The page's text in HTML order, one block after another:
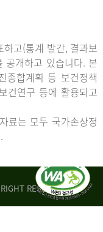
고(통계 발간, 결과보
공개하고 있습니다. 본
종합계획 등 보건정책
건연구 등에 활용되고
료는 모두 국가손상정
RESERVED